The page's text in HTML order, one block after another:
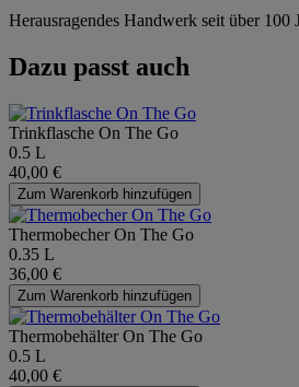
Herausragendes Handwerk seit über 100
Dazu passt auch
Trinkflasche On The Go
0.5 L
40,00 €
Zum Warenkorb hinzufügen
Thermobecher On The Go
0.35 L
36,00 €
Zum Warenkorb hinzufügen
Thermobehälter On The Go
0.5 L
40,00 €